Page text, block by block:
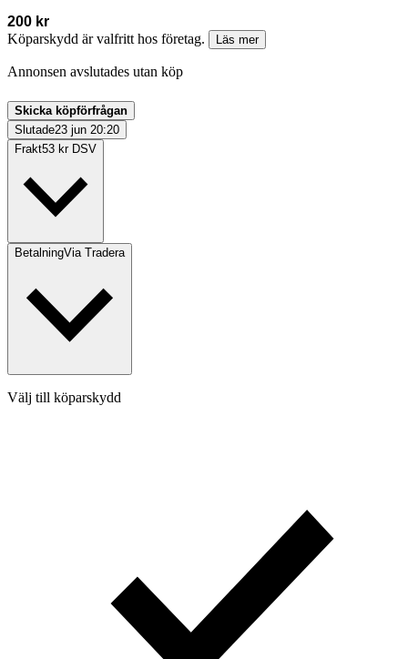
200 kr
Köparskydd är valfritt hos företag.
Läs mer
Annonsen avslutades utan köp
Skicka köpförfrågan
Slutade23 jun 20:20
Frakt53 kr DSV
BetalningVia Tradera
Välj till köparskydd